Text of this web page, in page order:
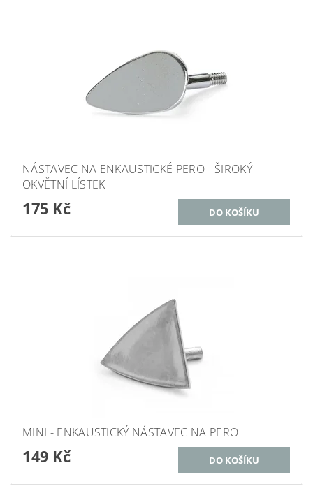
NÁSTAVEC NA ENKAUSTICKÉ PERO - ŠIROKÝ
OKVĚTNÍ LÍSTEK
175 Kč
MINI - ENKAUSTICKÝ NÁSTAVEC NA PERO
149 Kč